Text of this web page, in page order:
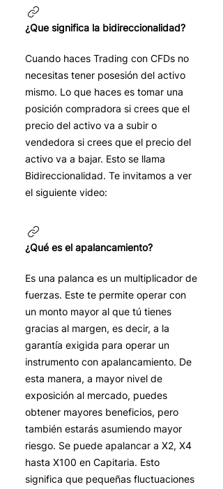
¿Que significa la bidireccionalidad?
Cuando haces Trading con CFDs no
necesitas tener posesión del activo
mismo. Lo que haces es tomar una
posición compradora si crees que el
precio del activo va a subir o
vendedora si crees que el precio del
activo va a bajar. Esto se llama
Bidireccionalidad. Te invitamos a ver
el siguiente video:
¿Qué es el apalancamiento?
Es una palanca es un multiplicador de
fuerzas. Este te permite operar con
un monto mayor al que tú tienes
gracias al margen, es decir, a la
garantía exigida para operar un
instrumento con apalancamiento. De
esta manera, a mayor nivel de
exposición al mercado, puedes
obtener mayores beneficios, pero
también estarás asumiendo mayor
riesgo. Se puede apalancar a X2, X4
hasta X100 en Capitaria. Esto
significa que pequeñas fluctuaciones